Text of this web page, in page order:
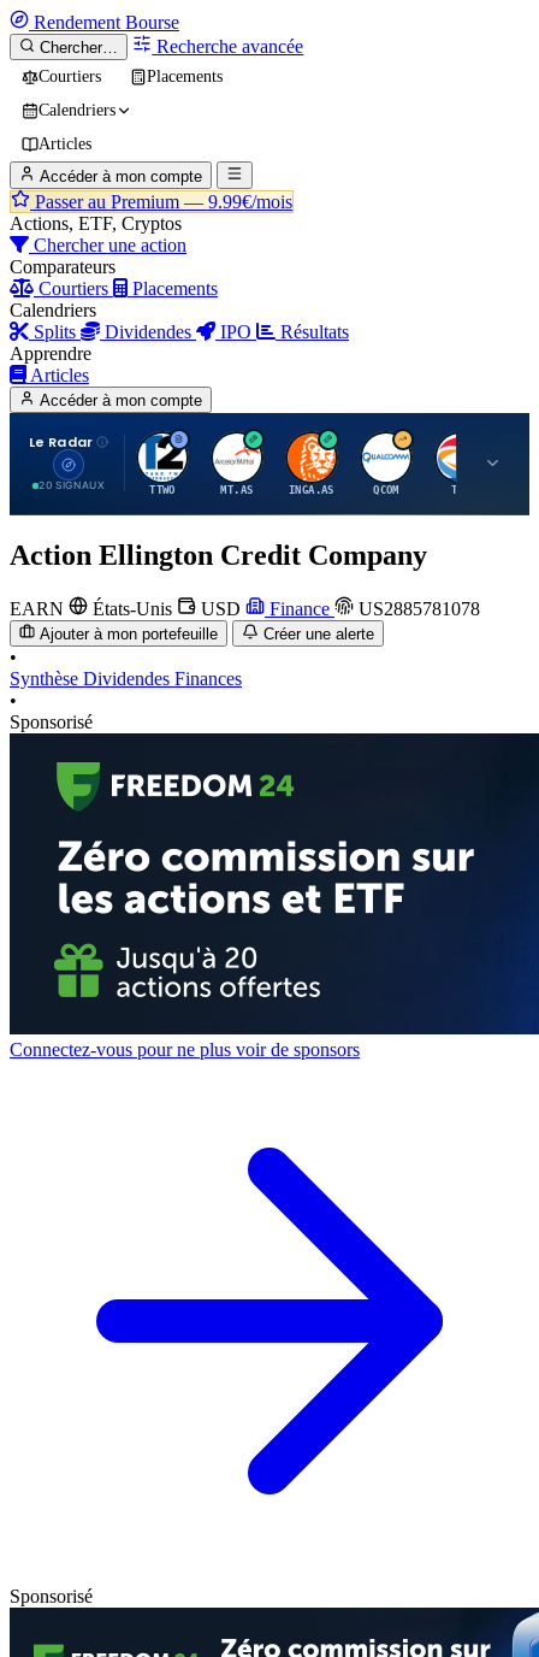
Rendement Bourse
Chercher… Recherche avancée
Courtiers
Placements
Calendriers
Articles
Accéder à mon compte
Passer au Premium — 9.99€/mois
Actions, ETF, Cryptos
Chercher une action
Comparateurs
Courtiers
Placements
Calendriers
Splits
Dividendes IPO
Résultats
Apprendre
Articles
Accéder à mon compte
Le Radar
20 SIGNAUX
T
TTWO
A
MT.AS
I
INGA.AS
Q
QCOM
T
TTE
Action Ellington Credit Company
EARN États-Unis USD Finance US2885781078
Ajouter à mon portefeuille Créer une alerte
•
Synthèse Dividendes Finances
•
Sponsorisé
Connectez-vous pour ne plus voir de sponsors
Sponsorisé